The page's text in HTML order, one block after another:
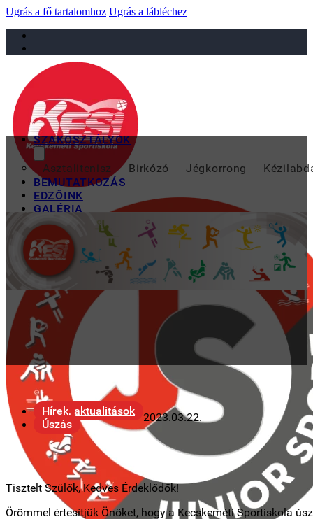
Ugrás a fő tartalomhoz Ugrás a lábléchez
sportiskola@juniorsportkft.hu
SZAKOSZTÁLYOK
Asztalitenisz Birkózó Jégkorrong
BEMUTATKOZÁS
EDZŐINK
GALÉRIA
TAO
KAPCSOLAT
Hírek, aktualitások
Úszás
2023.03.22.
Tisztelt Szülők, Kedves Érdeklődők!
Örömmel értesítjük Önöket, hogy a Kecskeméti Sportiskola